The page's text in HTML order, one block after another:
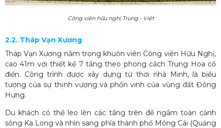
Công viên hữu nghị Trung - Việt
2.2. Tháp Vạn Xương
Tháp Vạn Xương nằm trong khuôn viên Công viên Hữu Nghị,
cao 41m với thiết kế 7 tầng theo phong cách Trung Hoa cổ
điển. Công trình được xây dựng từ thời nhà Minh, là biểu
tượng của sự thịnh vượng và phồn vinh của vùng đất Đông
Hưng.
Du khách có thể leo lên các tầng trên để ngắm toàn cảnh
sông Ka Long và nhìn sang phía thành phố Móng Cái (Quảng